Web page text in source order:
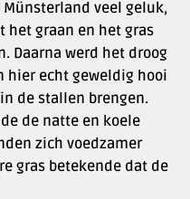
veel geluk,
het graan en het gras
Daarna werd het droog
hier echt geweldig hooi
de stallen brengen.
de natte en koele
zich voedzamer
gras betekende dat de